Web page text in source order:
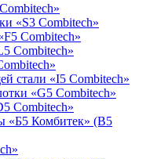
«S3 Combitech»
Combitech»
Combitech»
стали «I5 Combitech»
«G5 Combitech»
Combitech»
«Б5 Комбитек» (B5